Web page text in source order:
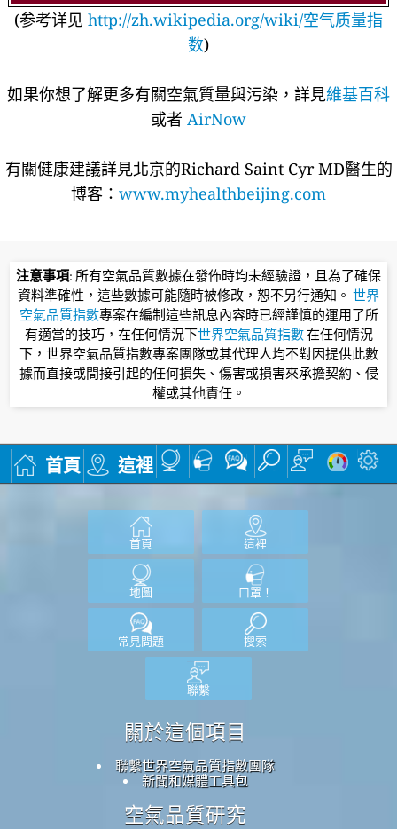
(参考详见 http://zh.wikipedia.org/wiki/空气质量指
数)
如果你想了解更多有關空氣質量與污染，詳見維基百科
或者 AirNow
有關健康建議詳​​見北京的Richard Saint Cyr MD醫生的
博客： www.myhealthbeijing.com
注意事項: 所有空氣品質數據在發佈時均未經驗證，且為了確保
資料準確性，這些數據可能隨時被修改，恕不另行通知。 世界
空氣品質指數專案在編制這些訊息內容時已經謹慎的運用了所
有適當的技巧，在任何情況下世界空氣品質指數在任何情況
下，世界空氣品質指數專案團隊或其代理人均不對因提供此數
據而直接或間接引起的任何損失、傷害或損害來承擔契約、侵
權或其他責任。
首頁 這裡
首頁 這裡
地圖 口罩！
常見問題 搜索
聯繫
關於這個項目
聯繫世界空氣品質指數團隊
新聞和媒體工具包
空氣品質研究